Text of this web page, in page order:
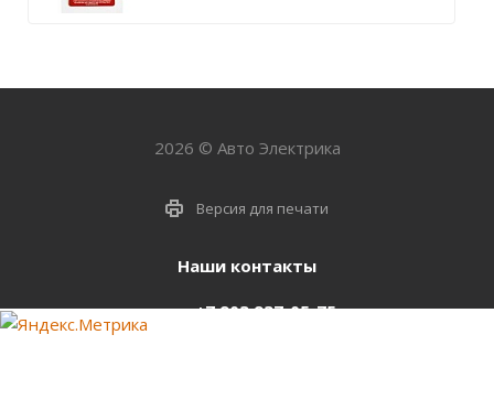
2026 © Авто Электрика
Версия для печати
Наши контакты
+7 903 937-05-75